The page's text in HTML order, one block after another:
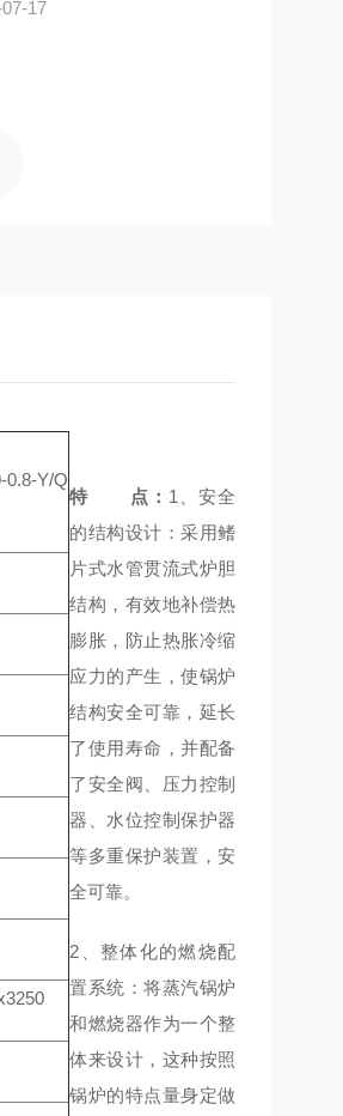
17
0.8-Y/Q
特 点： 1、安全
的结构设计：采用鳍
片式水管贯流式炉胆
结构，有效地补偿热
膨胀，防止热胀冷缩
应力的产生，使锅炉
结构安全可靠，延长
了使用寿命，并配备
了安全阀、压力控制
器、水位控制保护器
等多重保护装置，安
全可靠。
2、整体化的燃烧配
置系统：将蒸汽锅炉
和燃烧器作为一个整
体来设计，这种按照
锅炉的特点量身定做